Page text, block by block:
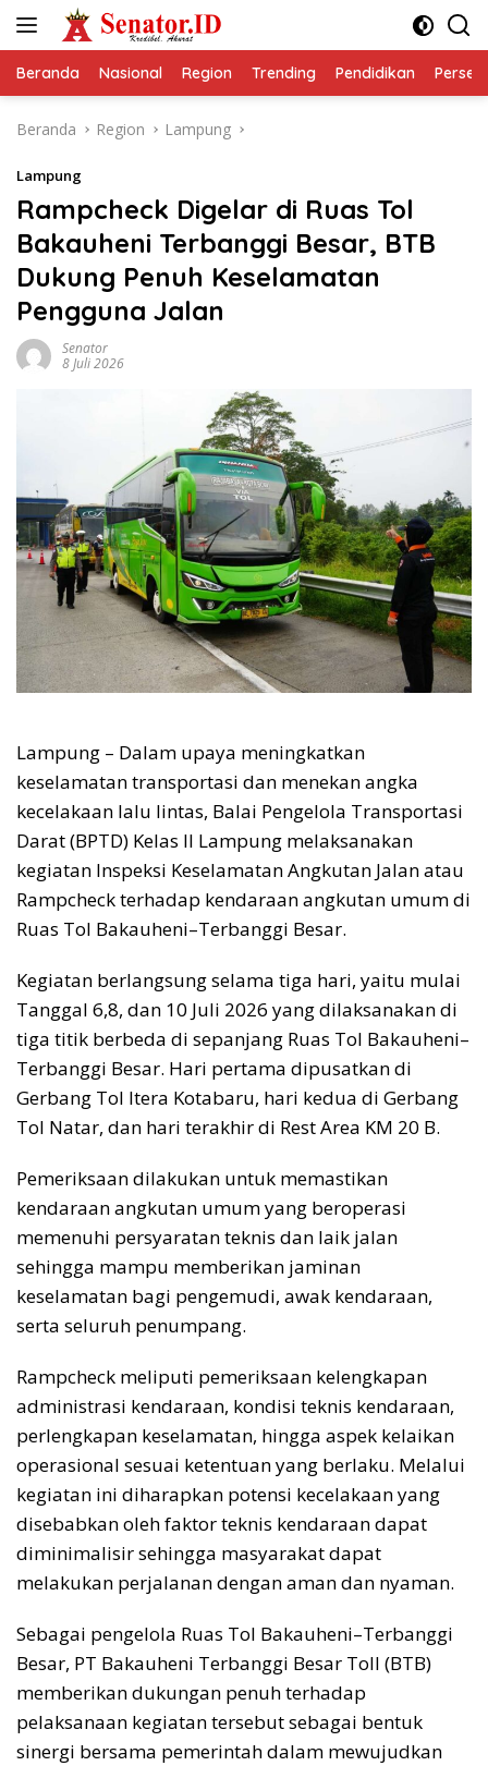
Beranda Nasional Region Trending Pendidikan
Beranda Region Lampung
Lampung
Rampcheck Digelar di Ruas Tol
Bakauheni Terbanggi Besar, BTB
Dukung Penuh Keselamatan
Pengguna Jalan
Senator
8 Juli 2026
Lampung – Dalam upaya meningkatkan
keselamatan transportasi dan menekan angka
kecelakaan lalu lintas, Balai Pengelola Transportasi
Darat (BPTD) Kelas II Lampung melaksanakan
kegiatan Inspeksi Keselamatan Angkutan Jalan atau
Rampcheck terhadap kendaraan angkutan umum di
Ruas Tol Bakauheni–Terbanggi Besar.
Kegiatan berlangsung selama tiga hari, yaitu mulai
Tanggal 6,8, dan 10 Juli 2026 yang dilaksanakan di
tiga titik berbeda di sepanjang Ruas Tol Bakauheni–
Terbanggi Besar. Hari pertama dipusatkan di
Gerbang Tol Itera Kotabaru, hari kedua di Gerbang
Tol Natar, dan hari terakhir di Rest Area KM 20 B.
Pemeriksaan dilakukan untuk memastikan
kendaraan angkutan umum yang beroperasi
memenuhi persyaratan teknis dan laik jalan
sehingga mampu memberikan jaminan
keselamatan bagi pengemudi, awak kendaraan,
serta seluruh penumpang.
Rampcheck meliputi pemeriksaan kelengkapan
administrasi kendaraan, kondisi teknis kendaraan,
perlengkapan keselamatan, hingga aspek kelaikan
operasional sesuai ketentuan yang berlaku. Melalui
kegiatan ini diharapkan potensi kecelakaan yang
disebabkan oleh faktor teknis kendaraan dapat
diminimalisir sehingga masyarakat dapat
melakukan perjalanan dengan aman dan nyaman.
Sebagai pengelola Ruas Tol Bakauheni–Terbanggi
Besar, PT Bakauheni Terbanggi Besar Toll (BTB)
memberikan dukungan penuh terhadap
pelaksanaan kegiatan tersebut sebagai bentuk
sinergi bersama pemerintah dalam mewujudkan